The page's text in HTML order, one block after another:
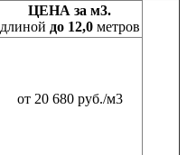
ЦЕНА за м3.
длиной до 12,0метров
от 20 680 руб./м3